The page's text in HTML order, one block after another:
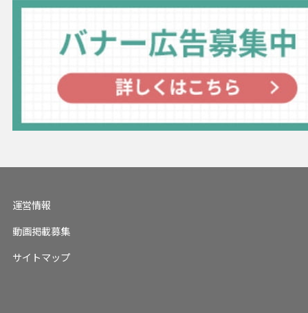
運営情報
動画掲載募集
サイトマップ